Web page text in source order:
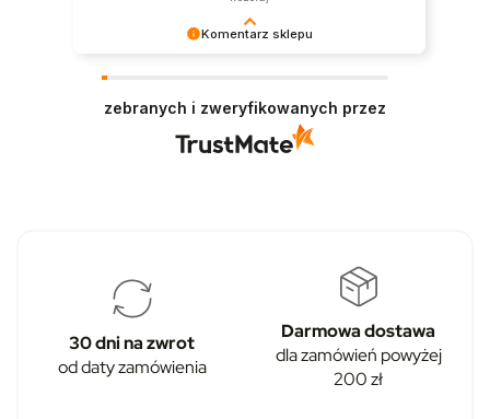
Komentarz sklepu
zebranych i zweryfikowanych przez
30 dni na zwrot
od daty zamówienia
Darmowa dostawa
dla zamówień powyżej
200 zł